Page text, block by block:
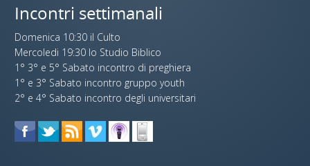
Incontri settimanali
Domenica 10:30 il Culto
Mercoledi 19:30 lo Studio Biblico
1° 3° e 5° Sabato incontro di preghiera
1° e 3° Sabato incontro gruppo youth
2° e 4° Sabato incontro degli universitari